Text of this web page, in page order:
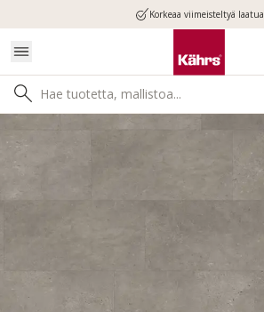
Korkeaa viimeisteltyä laatua